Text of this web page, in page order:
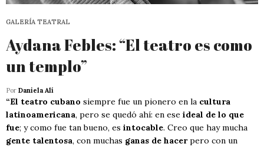
GALERÍA TEATRAL
Aydana Febles: “El teatro es como
un templo”
Por Daniela Alí
“El teatro cubano siempre fue un pionero en la cultura
latinoamericana, pero se quedó ahí: en ese ideal de lo que
fue; y como fue tan bueno, es intocable. Creo que hay mucha
gente talentosa, con muchas ganas de hacerpero con un